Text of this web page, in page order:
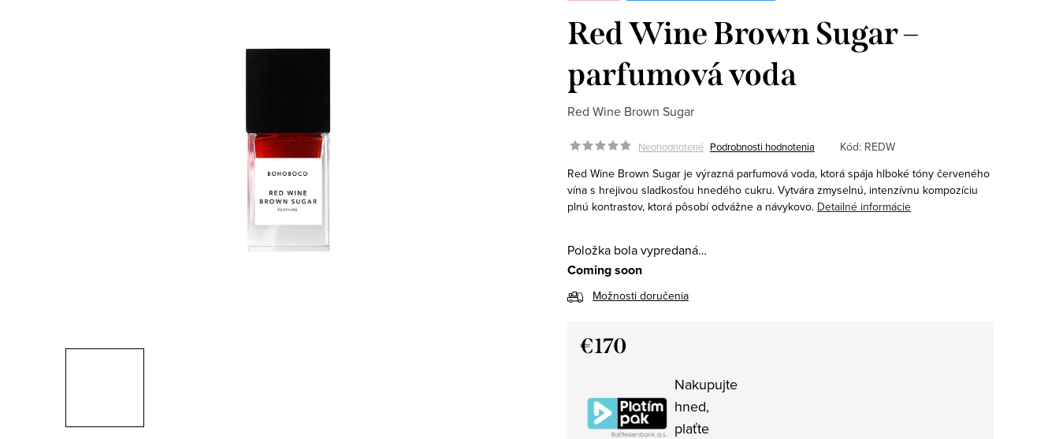
Red Wine Brown Sugar –
parfumová voda
Red Wine Brown Sugar
Neohodnotené Podrobnosti hodnotenia Kód: REDW
Red Wine Brown Sugar je výrazná parfumová voda, ktorá spája hlboké tóny červeného
vína s hrejivou sladkosťou hnedého cukru. Vytvára zmyselnú, intenzívnu kompozíciu
plnú kontrastov, ktorá pôsobí odvážne a návykovo. Detailné informácie
Položka bola vypredaná…
Coming soon
Možnosti doručenia
€170
Nakupujte
hned,
plaťte